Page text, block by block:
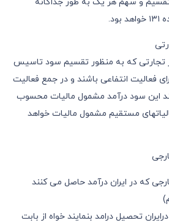
تجارتی که به منظور تقسیم سود تاسیس
فعالیت انتفاعی باشند و در جمع فعالیت
این سود درآمد مشمول مالیات محسوب
قانون مالیاتهای مستقیم مشمول مالیات خواهد
که در ایران درآمد حاصل می کنند
تحصیل درامد بنمایند خواه از بابت